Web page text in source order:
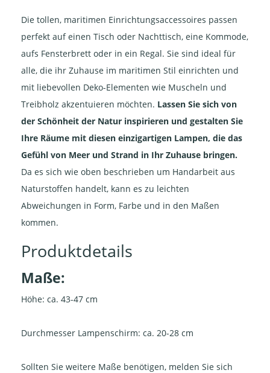
Die tollen, maritimen Einrichtungsaccessoires passen
perfekt auf einen Tisch oder Nachttisch, eine Kommode,
aufs Fensterbrett oder in ein Regal. Sie sind ideal für
alle, die ihr Zuhause im maritimen Stil einrichten und
mit liebevollen Deko-Elementen wie Muscheln und
Treibholz akzentuieren möchten. Lassen Sie sich von
der Schönheit der Natur inspirieren und gestalten Sie
Ihre Räume mit diesen einzigartigen Lampen, die das
Gefühl von Meer und Strand in Ihr Zuhause bringen.
Da es sich wie oben beschrieben um Handarbeit aus
Naturstoffen handelt, kann es zu leichten
Abweichungen in Form, Farbe und in den Maßen
kommen.
Produktdetails
Maße:
Höhe: ca. 43-47 cm
Durchmesser Lampenschirm: ca. 20-28 cm
Sollten Sie weitere Maße benötigen, melden Sie sich